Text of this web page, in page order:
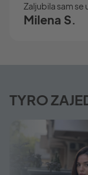
Zaljubila sam se
Milena S.
TYRO